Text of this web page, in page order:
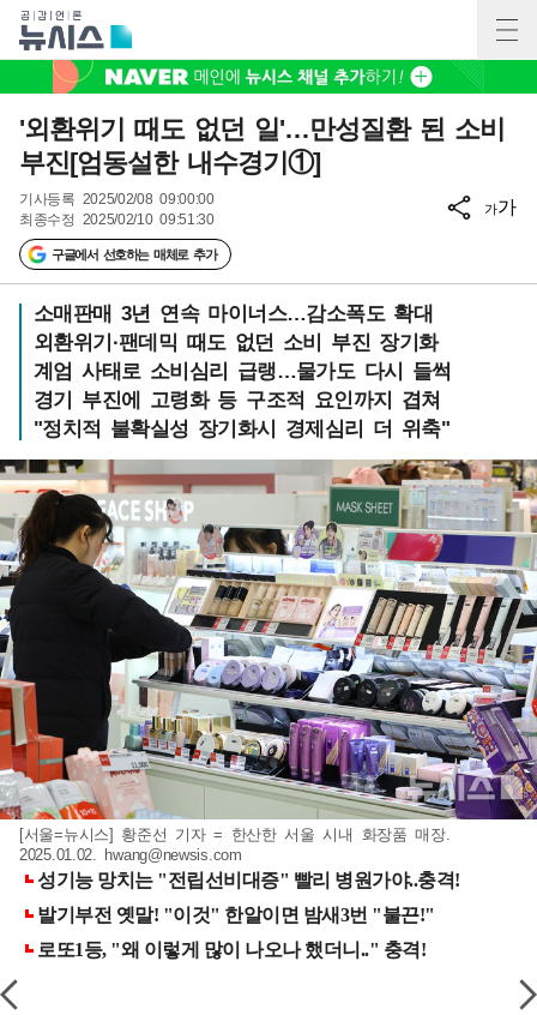
'외환위기 때도 없던 일'…만성질환 된 소비
부진[엄동설한 내수경기①]
기사등록 2025/02/08 09:00:00
최종수정 2025/02/10 09:51:30
구글에서 선호하는 매체로 추가
가가
소매판매 3년 연속 마이너스…감소폭도 확대
외환위기·팬데믹 때도 없던 소비 부진 장기화
계엄 사태로 소비심리 급랭…물가도 다시 들썩
경기 부진에 고령화 등 구조적 요인까지 겹쳐
"정치적 불확실성 장기화시 경제심리 더 위축"
[서울=뉴시스] 황준선 기자 = 한산한 서울 시내 화장품 매장.
2025.01.02.
hwang@newsis.com